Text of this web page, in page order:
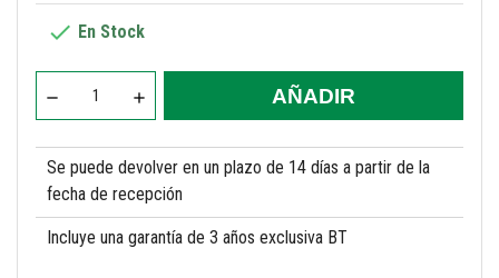
 En Stock
AÑADIR
Se puede devolver en un plazo de 14 días a partir de la
fecha de recepción
Incluye una garantía de 3 años exclusiva BT